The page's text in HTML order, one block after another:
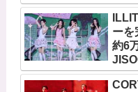
宿
場
ー
約6
ペシ